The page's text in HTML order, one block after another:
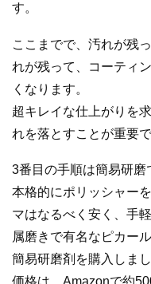
す。
ここまでで、汚れが残
れが残って、コーティ
くなります。
超キレイな仕上がりを
れを落とすことが重要で
3番目の手順は簡易研磨
本格的にポリッシャー
マはなるべく安く、手
属磨きで有名なピカー
簡易研磨剤を購入しまし